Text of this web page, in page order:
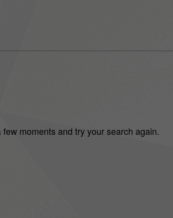
moments and try your search again.